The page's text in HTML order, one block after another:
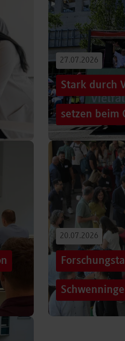
27.07.2026
Stark durch
setzen beim
Hunderttausende
Stuttgarter
Truck, eine große…
Beitrag lesen
20.07.2026
Grenzen